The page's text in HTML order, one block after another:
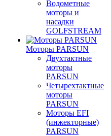
Водометные
моторы и
насадки
GOLFSTREAM
Моторы PARSUN
Двухтактные
моторы
PARSUN
Четырехтактные
моторы
PARSUN
Моторы EFI
(инжекторные)
PARSUN